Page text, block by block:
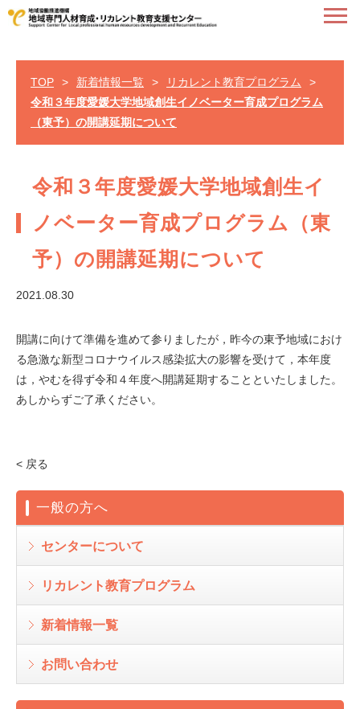
TOP > 新着情報一覧 > リカレント教育プログラム
>
令和３年度愛媛大学地域創生イノベーター育成プログラム
（東予）の開講延期について
令和３年度愛媛大学地域創生イ
ノベーター育成プログラム（東
予）の開講延期について
2021.08.30
開講に向けて準備を進めて参りましたが，昨今の東予地域におけ
る急激な新型コロナウイルス感染拡大の影響を受けて，本年度
は，やむを得ず令和４年度へ開講延期することといたしました。
あしからずご了承ください。
< 戻る
一般の方へ
センターについて
リカレント教育プログラム
新着情報一覧
お問い合わせ